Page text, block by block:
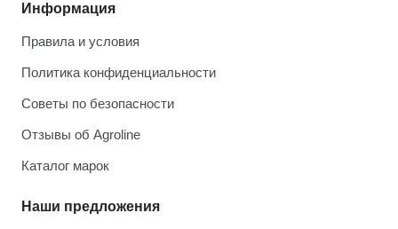
Информация
Правила и условия
Политика конфиденциальности
Советы по безопасности
Отзывы об Agroline
Каталог марок
Наши предложения